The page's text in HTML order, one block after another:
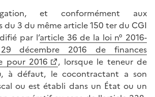
et conformément aux
du 3 du même article 150 ter du CGI
par l’article 36 de la loi n° 2016-
décembre 2016 de finances
pour 2016
, lorsque le teneur de
à défaut, le cocontractant a son
ou est établi dans un État ou un